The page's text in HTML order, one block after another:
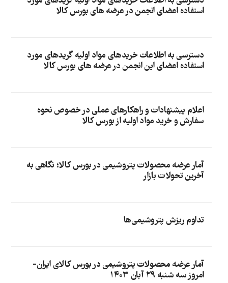
استفاده اعضای انجمن در عرضه های بورس کالا
دسترسی به اطلاعات خریدهای مواد اولیه گریدهای مورد
استفاده اعضای این انجمن در عرضه های بورس کالا
اعلام پیشنهادات و راهکارهای عملی در خصوص نحوه
سفارش و خرید مواد اولیه از بورس کالا
آمار عرضه محصولات پتروشیمی در بورس کالا؛ نگاهی به
آخرین تحولات بازار
تداوم ریزش پتروشیمی‌ها
آمار عرضه محصولات پتروشیمی در بورس کالای ایران-
امروز سه شنبه ۲۹ آبان ۱۴۰۳